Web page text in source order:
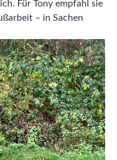
Für Tony empfahl sie
– in Sachen